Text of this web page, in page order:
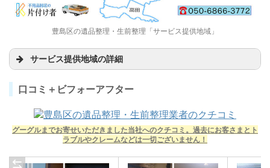
豊島区の遺品整理・生前整理「サービス提供地域」
サービス提供地域の詳細
口コミ＋ビフォーアフター
グーグルまでお寄せいただきました当社へのクチコミ。過去にお客さまとト
ラブルやクレームなどは一切ございません！